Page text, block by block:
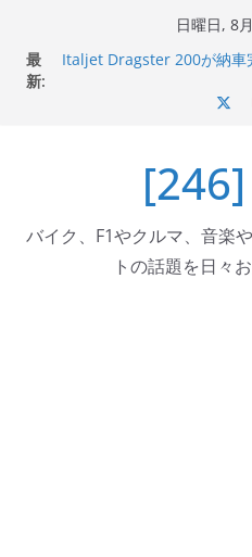
日曜日, 8
最
新:
Italjet Dragster 200が納車
器エフェクターが返礼品
Italjet Dragster 200のフロ
コーナリングが楽しくなった
バイク、F1やクルマ、音楽
トの話題を日々